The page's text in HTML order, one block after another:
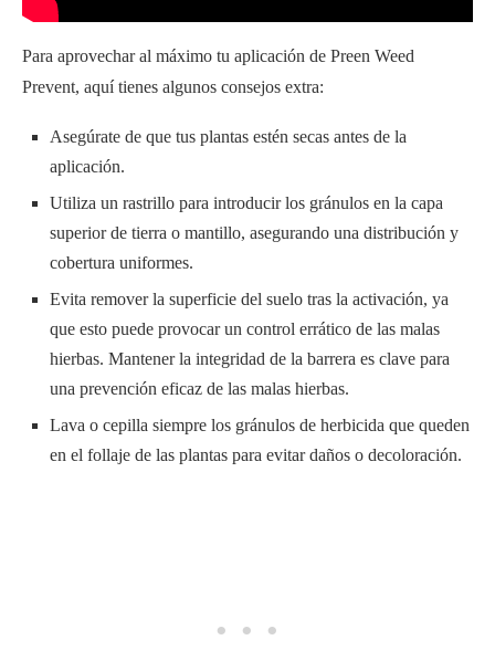
Para aprovechar al máximo tu aplicación de Preen Weed
Prevent, aquí tienes algunos consejos extra:
Asegúrate de que tus plantas estén secas antes de la
aplicación.
Utiliza un rastrillo para introducir los gránulos en la capa
superior de tierra o mantillo, asegurando una distribución y
cobertura uniformes.
Evita remover la superficie del suelo tras la activación, ya
que esto puede provocar un control errático de las malas
hierbas. Mantener la integridad de la barrera es clave para
una prevención eficaz de las malas hierbas.
Lava o cepilla siempre los gránulos de herbicida que queden
en el follaje de las plantas para evitar daños o decoloración.